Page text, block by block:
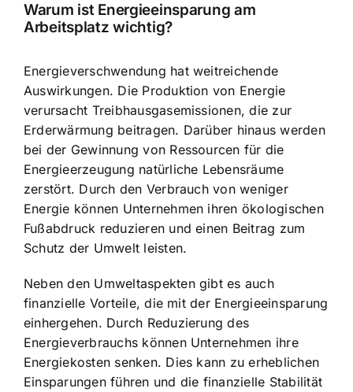
Warum ist Energieeinsparung am
Arbeitsplatz wichtig?
Energieverschwendung hat weitreichende
Auswirkungen. Die Produktion von Energie
verursacht Treibhausgasemissionen, die zur
Erderwärmung beitragen. Darüber hinaus werden
bei der Gewinnung von Ressourcen für die
Energieerzeugung natürliche Lebensräume
zerstört. Durch den Verbrauch von weniger
Energie können Unternehmen ihren ökologischen
Fußabdruck reduzieren und einen Beitrag zum
Schutz der Umwelt leisten.
Neben den Umweltaspekten gibt es auch
finanzielle Vorteile, die mit der Energieeinsparung
einhergehen. Durch Reduzierung des
Energieverbrauchs können Unternehmen ihre
Energiekosten senken. Dies kann zu erheblichen
Einsparungen führen und die finanzielle Stabilität